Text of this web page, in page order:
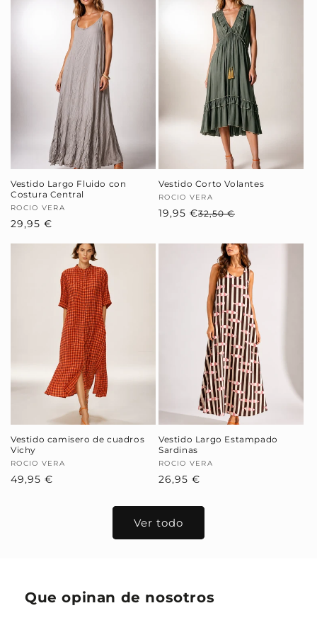
Vestido Largo Fluido con
Costura Central
Proveedor:
ROCIO VERA
Precio
29,95 €
Vestido Corto Volantes
Proveedor:
ROCIO VERA
32,50 €
oferta
19,95 €
Vestido camisero de cuadros
Vichy
Proveedor:
ROCIO VERA
Precio
49,95 €
Vestido Largo Estampado
Sardinas
Proveedor:
ROCIO VERA
Precio
26,95 €
Ver todo
Que opinan de nosotros